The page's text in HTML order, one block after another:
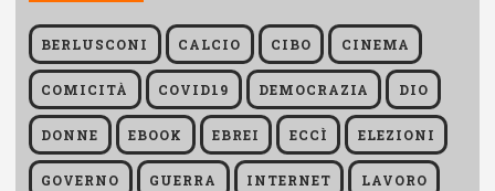
BERLUSCONI CALCIO CIBO CINEMA
COMICITÀ COVID19 DEMOCRAZIA DIO
DONNE EBOOK EBREI ECCÌ ELEZIONI
GOVERNO GUERRA INTERNET LAVORO